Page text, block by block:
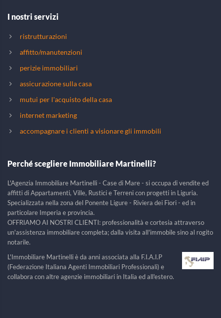
I nostri servizi
ristrutturazioni
affitto/manutenzioni
perizie immobiliari
assicurazione sulla casa
mutui per l'acquisto della casa
internet marketing
accompagnare i clienti a visionare gli immobili
Perché scegliere Immobiliare Martinelli?
L'Agenzia Immobiliare Martinelli - Case di Mare - si occupa di vendite ed
affitti di Appartamenti, Ville, Rustici e Terreni con progetti in Liguria.
Specializzata nella zona del Ponente Ligure - Riviera dei Fiori - ed in
particolare Imperia e provincia.
OFFRIAMO AI NOSTRI CLIENTI: professionalità e cortesia attraverso
un'assistenza immobiliare completa; dalla visita all'immobile sino al rogito
notarile.
L'Immobiliare Martinelli è da anni associata alla F.I.A.I.P
(Federazione Italiana Agenti Immobiliari Professionali) e
collabora con altre agenzie immobiliari in Italia ed all'estero.